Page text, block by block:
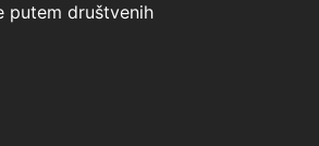
putem društvenih